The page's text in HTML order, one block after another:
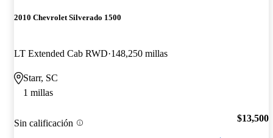
2010 Chevrolet Silverado 1500
LT Extended Cab RWD 148,250 millas
Starr, SC
1 millas
Sin calificación $13,500